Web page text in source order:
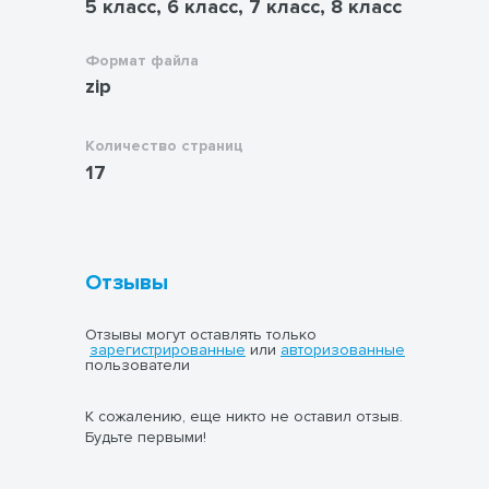
5 класс, 6 класс, 7 класс, 8 класс
Формат файла
zip
Количество страниц
17
Отзывы
Отзывы могут оставлять только
зарегистрированные или авторизованные
пользователи
К сожалению, еще никто не оставил отзыв.
Будьте первыми!